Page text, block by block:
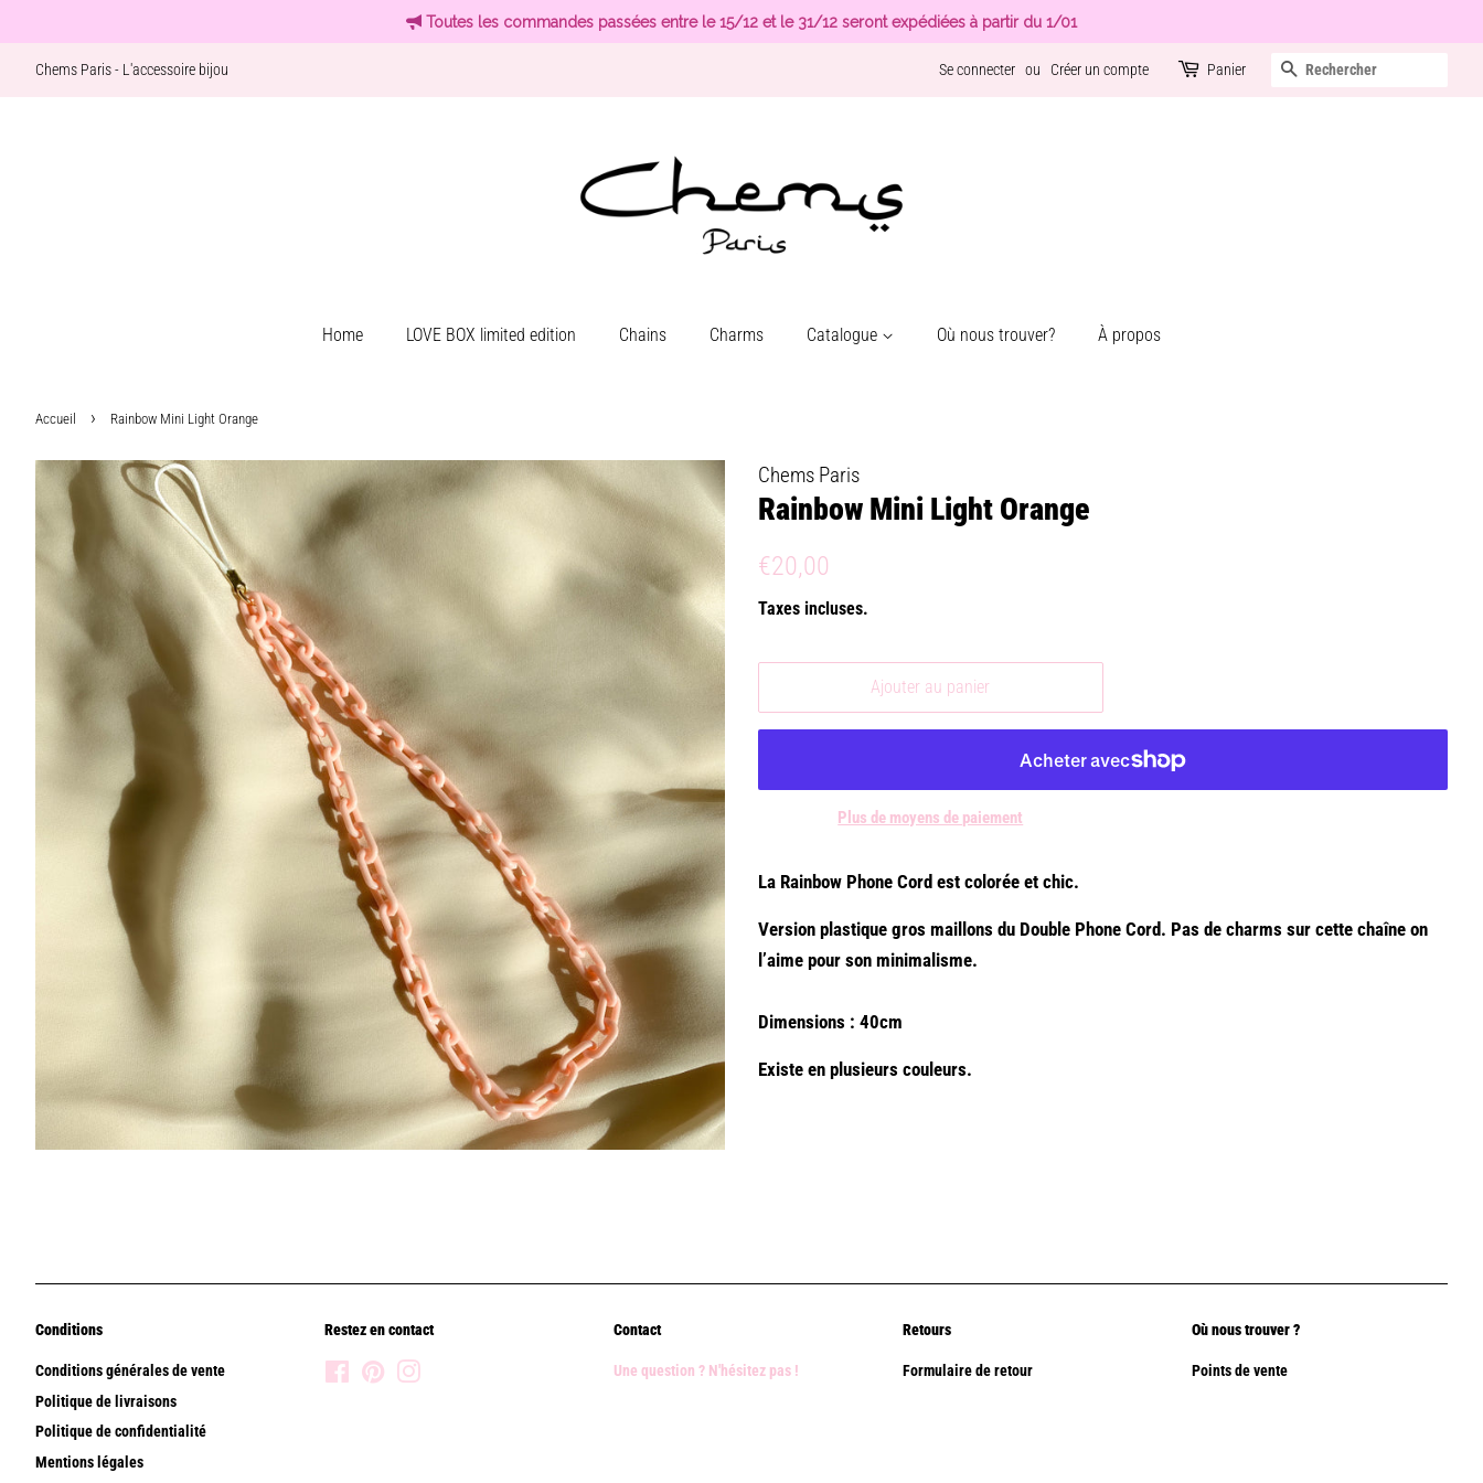
Toutes les commandes passées entre le 15/12 et le 31/12 seront expédiées à partir du 1/01
Chems Paris - L'accessoire bijou Se connecter ou Créer un compte Panier Recherche
Home LOVE BOX limited edition Chains Charms Catalogue Où nous trouver? À propos
Accueil › Rainbow Mini Light Orange
Chems Paris
Rainbow Mini Light Orange
Prix
€20,00
Taxes incluses.
Ajouter au panier
Plus de moyens de paiement
La Rainbow Phone Cord est colorée et chic.
Version plastique gros maillons du Double Phone Cord. Pas de charms sur cette chaîne on
l’aime pour son minimalisme.
Dimensions : 40cm
Existe en plusieurs couleurs.
Conditions
Conditions générales de vente
Politique de livraisons
Politique de confidentialité
Mentions légales
Restez en contact
FacebookPinterest
Contact
Une question ? N'hésitez pas !
Retours
Formulaire de retour
Où nous trouver ?
Points de vente